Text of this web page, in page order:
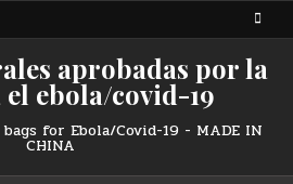
aprobadas por la
ebola/covid-19
bags for Ebola/Covid-19 - MADE IN
CHINA